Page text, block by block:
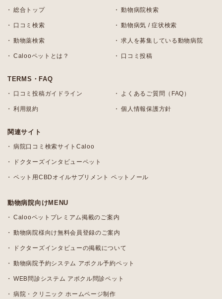
総合トップ 動物病院検索
口コミ検索 動物病気 / 症状検索
動物薬検索 求人を募集している動物病院
Calooペットとは？ 口コミ投稿
TERMS・FAQ
口コミ投稿ガイドライン よくあるご質問（FAQ）
利用規約 個人情報保護方針
関連サイト
病院口コミ検索サイトCaloo
ドクターズインタビューペット
ペット用CBDオイルサプリメント ペットノール
動物病院向けMENU
Calooペットプレミアム掲載のご案内
動物病院様向け無料会員登録のご案内
ドクターズインタビューの掲載について
動物病院予約システム アポクル予約ペット
WEB問診システム アポクル問診ペット
病院・クリニック ホームページ制作